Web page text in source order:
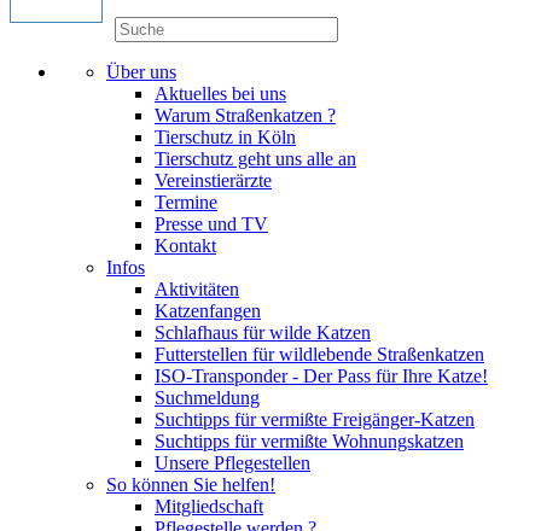
Über uns
Aktuelles bei uns
Warum Straßenkatzen ?
Tierschutz in Köln
Tierschutz geht uns alle an
Vereinstierärzte
Termine
Presse und TV
Kontakt
Infos
Aktivitäten
Katzenfangen
Schlafhaus für wilde Katzen
Futterstellen für wildlebende Straßenkatzen
ISO-Transponder - Der Pass für Ihre Katze!
Suchmeldung
Suchtipps für vermißte Freigänger-Katzen
Suchtipps für vermißte Wohnungskatzen
Unsere Pflegestellen
So können Sie helfen!
Mitgliedschaft